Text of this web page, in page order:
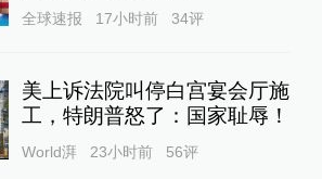
全球速报 17小时前 34评
美上诉法院叫停白宫宴会厅施
工，特朗普怒了：国家耻辱！
World湃 23小时前 56评